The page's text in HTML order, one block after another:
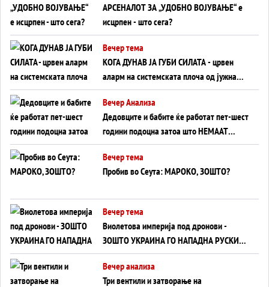
АРСЕНАЛОТ ЗА „УДОБНО ВОЈУВАЊЕ“ е
исцрпен - што сега?
Вечер тема
КОГА ДУНАВ ЈА ГУБИ СИЛАТА - црвен
аларм на системската плоча од јужна
Германија до Црното Море...
Вечер Анализа
Дедовците и бабите ќе работат пет-шест
години подоцна затоа што НЕМААТ
ВНУЦИ ДА ГИ ЗАМЕНАТ
Вечер тема
Пробив во Сеута: МАРОКО, ЗОШТО?
Вечер тема
Виолетова империја под дронови -
ЗОШТО УКРАИНА ГО НАПАДНА РУСКИОТ
WILDBERRIES
Вечер анализа
Три вентили и затворање на